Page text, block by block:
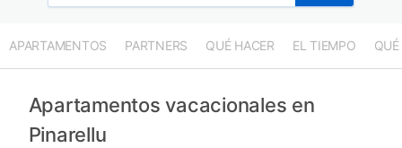
APARTAMENTOS PARTNERS QUÉ HACER EL TIEMPO QUÉ
Apartamentos vacacionales en
Pinarellu